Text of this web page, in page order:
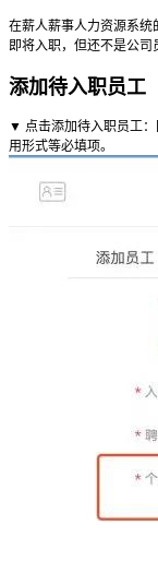
在薪人薪事人力资源系
即将入职，但还不是公
添加待入职员工
▼ 点击添加待入职员工
用形式等必填项。